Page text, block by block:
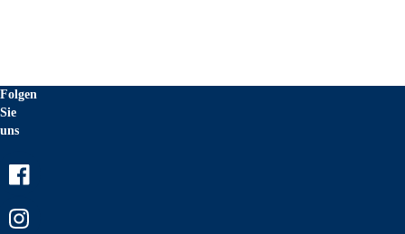
Folgen
Sie
uns